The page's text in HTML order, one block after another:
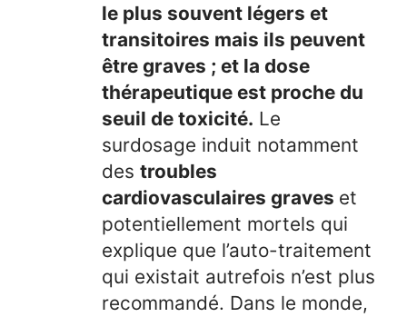
le plus souvent légers et
transitoires mais ils peuvent
être graves ; et la dose
thérapeutique est proche du
seuil de toxicité. Le
surdosage induit notamment
destroubles
cardiovasculaires graves et
potentiellement mortels qui
explique que l’auto-traitement
qui existait autrefois n’est plus
recommandé. Dans le monde,